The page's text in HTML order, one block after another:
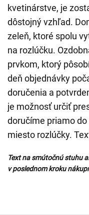
kvetinárstve, je
dôstojný vzhľad.
zeleň, ktoré spolu
na rozlúčku.
prvkom, ktorý
deň objednávky
doručenia a
je možnosť určiť
doručíme priamo
miesto rozlúčky.
Text na smútočnú stuhu
v poslednom kroku